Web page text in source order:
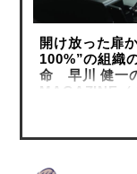
開け放った扉
100%”の組織
命 早川 健一
MAGAZINE（